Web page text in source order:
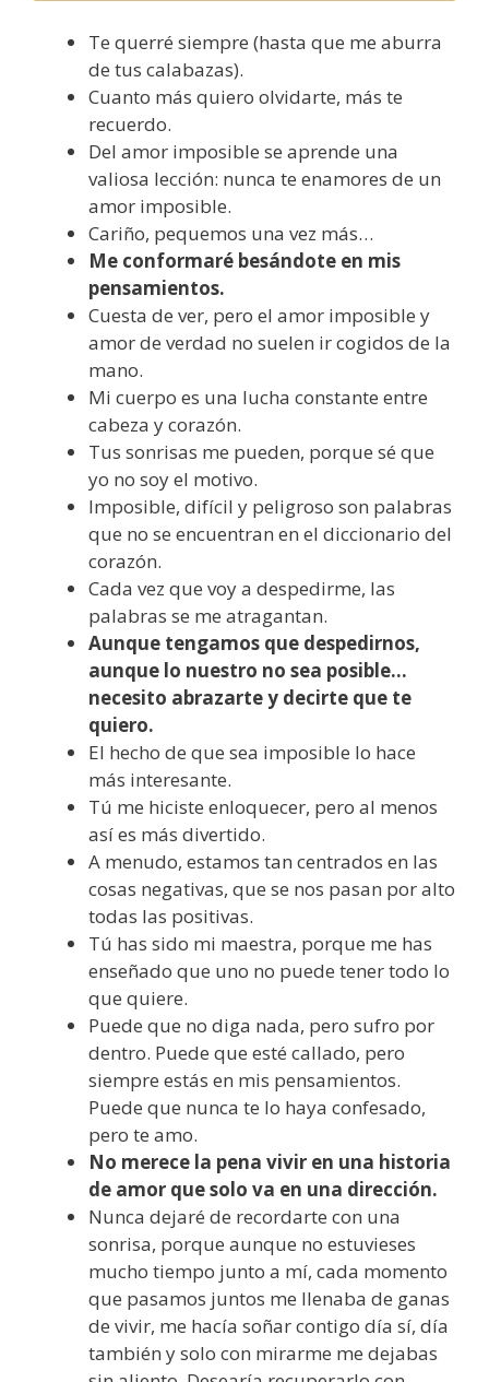
Te querré siempre (hasta que me aburra
de tus calabazas).
Cuanto más quiero olvidarte, más te
recuerdo.
Del amor imposible se aprende una
valiosa lección: nunca te enamores de un
amor imposible.
Cariño, pequemos una vez más…
Me conformaré besándote en mis
pensamientos.
Cuesta de ver, pero el amor imposible y
amor de verdad no suelen ir cogidos de la
mano.
Mi cuerpo es una lucha constante entre
cabeza y corazón.
Tus sonrisas me pueden, porque sé que
yo no soy el motivo.
Imposible, difícil y peligroso son palabras
que no se encuentran en el diccionario del
corazón.
Cada vez que voy a despedirme, las
palabras se me atragantan.
Aunque tengamos que despedirnos,
aunque lo nuestro no sea posible…
necesito abrazarte y decirte que te
quiero.
El hecho de que sea imposible lo hace
más interesante.
Tú me hiciste enloquecer, pero al menos
así es más divertido.
A menudo, estamos tan centrados en las
cosas negativas, que se nos pasan por alto
todas las positivas.
Tú has sido mi maestra, porque me has
enseñado que uno no puede tener todo lo
que quiere.
Puede que no diga nada, pero sufro por
dentro. Puede que esté callado, pero
siempre estás en mis pensamientos.
Puede que nunca te lo haya confesado,
pero te amo.
No merece la pena vivir en una historia
de amor que solo va en una dirección.
Nunca dejaré de recordarte con una
sonrisa, porque aunque no estuvieses
mucho tiempo junto a mí, cada momento
que pasamos juntos me llenaba de ganas
de vivir, me hacía soñar contigo día sí, día
también y solo con mirarme me dejabas